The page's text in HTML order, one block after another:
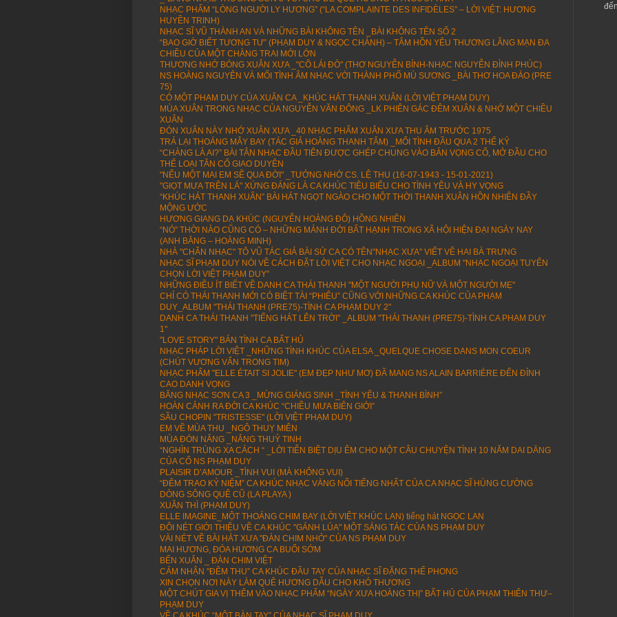
NHẠC PHẨM “LÒNG NGƯỜI LY HƯƠNG” (“LA COMPLAINTE DES INFIDÈLES” – LỜI VIỆT: HƯƠNG
HUYỀN TRINH)
NHẠC SĨ VŨ THÀNH AN VÀ NHỮNG BÀI KHÔNG TÊN _BÀI KHÔNG TÊN SỐ 2
“BAO GIỜ BIẾT TƯƠNG TƯ” (PHẠM DUY & NGỌC CHÁNH) – TÂM HỒN YÊU THƯƠNG LÃNG MẠN ĐA
CHIỀU CỦA MỘT CHÀNG TRAI MỚI LỚN
THƯƠNG NHỚ BÓNG XUÂN XƯA _"CÔ LÁI ĐÒ" (THƠ NGUYỄN BÍNH-NHẠC NGUYỄN ĐÌNH PHÚC)
NS HOÀNG NGUYÊN VÀ MỐI TÌNH ÂM NHẠC VỚI THÀNH PHỐ MÙ SƯƠNG _BÀI THƠ HOA ĐÀO (PRE
75)
CÓ MỘT PHẠM DUY CỦA XUÂN CA _KHÚC HÁT THANH XUÂN (LỜI VIỆT PHẠM DUY)
MÙA XUÂN TRONG NHẠC CỦA NGUYỄN VĂN ĐÔNG _LK PHIÊN GÁC ĐÊM XUÂN & NHỚ MỘT CHIỀU
XUÂN
ĐÓN XUÂN NÀY NHỚ XUÂN XƯA _40 NHẠC PHẨM XUÂN XƯA THU ÂM TRƯỚC 1975
TRẢ LẠI THOÁNG MÂY BAY (TÁC GIẢ HOÀNG THANH TÂM) _MỐI TÌNH ĐẦU QUA 2 THẾ KỶ
“CHÀNG LÀ AI?” BÀI TÂN NHẠC ĐẦU TIÊN ĐƯỢC GHÉP CHUNG VÀO BẢN VỌNG CỔ, MỞ ĐẦU CHO
THỂ LOẠI TÂN CỔ GIAO DUYÊN
"NẾU MỘT MAI EM SẼ QUA ĐỜI" _TƯỞNG NHỚ CS. LỆ THU (16-07-1943 - 15-01-2021)
"GIỌT MƯA TRÊN LÁ" XỨNG ĐÁNG LÀ CA KHÚC TIÊU BIỂU CHO TÌNH YÊU VÀ HY VỌNG
“KHÚC HÁT THANH XUÂN” BÀI HÁT NGỌT NGÀO CHO MỘT THỜI THANH XUÂN HỒN NHIÊN ĐẦY
MỘNG ƯỚC
HƯƠNG GIANG DẠ KHÚC (NGUYỄN HOÀNG ĐÔ) HỒNG NHIÊN
“NÓ” THỜI NÀO CŨNG CÓ – NHỮNG MẢNH ĐỜI BẤT HẠNH TRONG XÃ HỘI HIỆN ĐẠI NGÀY NAY
(ANH BẰNG – HOÀNG MINH)
NHÀ "CHĂN NHẠC" TÔ VŨ TÁC GIẢ BÀI SỬ CA CÓ TÊN"NHẠC XƯA" VIẾT VỀ HAI BÀ TRƯNG
NHẠC SĨ PHẠM DUY NÓI VỀ CÁCH ĐẶT LỜI VIỆT CHO NHẠC NGOẠI _ALBUM "NHẠC NGOẠI TUYỂN
CHỌN LỜI VIỆT PHẠM DUY"
NHỮNG ĐIỀU ÍT BIẾT VỀ DANH CA THÁI THANH "MỘT NGƯỜI PHỤ NỮ VÀ MỘT NGƯỜI MẸ"
CHỈ CÓ THÁI THANH MỚI CÓ BIỆT TÀI “PHIÊU” CŨNG VỚI NHỮNG CA KHÚC CỦA PHẠM
DUY_ALBUM "THÁI THANH (PRE75)-TÌNH CA PHẠM DUY 2"
DANH CA THÁI THANH "TIẾNG HÁT LÊN TRỜI" _ALBUM "THÁI THANH (PRE75)-TÌNH CA PHẠM DUY
1"
"LOVE STORY" BẢN TÌNH CA BẤT HỦ
NHẠC PHÁP LỜI VIỆT _NHỮNG TÌNH KHÚC CỦA ELSA _QUELQUE CHOSE DANS MON COEUR
(CHÚT VƯƠNG VẤN TRONG TIM)
NHẠC PHẨM "ELLE ÉTAIT SI JOLIE" (EM ĐẸP NHƯ MƠ) ĐÃ MANG NS ALAIN BARRIÈRE ĐẾN ĐỈNH
CAO DANH VỌNG
BĂNG NHẠC SƠN CA 3 _MỪNG GIÁNG SINH _TÌNH YÊU & THANH BÌNH”
HOÀN CẢNH RA ĐỜI CA KHÚC “CHIỀU MƯA BIÊN GIỚI”
SẦU CHOPIN "TRISTESSE" (LỜI VIỆT PHẠM DUY)
EM VỀ MÙA THU _NGÔ THUỴ MIÊN
MÙA ĐÓN NẮNG _NẮNG THUỶ TINH
“NGHÌN TRÙNG XA CÁCH “ _LỜI TIỄN BIỆT DỊU ÊM CHO MỘT CÂU CHUYỆN TÌNH 10 NĂM DAI DẲNG
CỦA CỐ NS PHẠM DUY
PLAISIR D’AMOUR _TÌNH VUI (MÀ KHÔNG VUI)
“ĐÊM TRAO KỶ NIỆM” CA KHÚC NHẠC VÀNG NỔI TIẾNG NHẤT CỦA CA NHẠC SĨ HÙNG CƯỜNG
DÒNG SÔNG QUÊ CŨ (LA PLAYA )
XUÂN THÌ (PHẠM DUY)
ELLE IMAGINE_MỘT THOÁNG CHIM BAY (LỜI VIỆT KHÚC LAN) tiếng hát NGỌC LAN
ĐÔI NÉT GIỚI THIỆU VỀ CA KHÚC "GÁNH LÚA" MỘT SÁNG TÁC CỦA NS PHẠM DUY
VÀI NÉT VỀ BÀI HÁT XƯA "ĐÀN CHIM NHỎ" CỦA NS PHẠM DUY
MAI HƯƠNG, ĐÓA HƯƠNG CA BUỔI SỚM
BẾN XUÂN _ ĐÀN CHIM VIỆT
CẢM NHẬN "ĐÊM THU” CA KHÚC ĐẦU TAY CỦA NHẠC SĨ ĐẶNG THẾ PHONG
XIN CHỌN NƠI NÀY LÀM QUÊ HƯƠNG DẪU CHO KHÓ THƯƠNG
MỘT CHÚT GIA VỊ THÊM VÀO NHẠC PHẨM “NGÀY XƯA HOÀNG THỊ” BẤT HỦ CỦA PHẠM THIÊN THƯ–
PHẠM DUY